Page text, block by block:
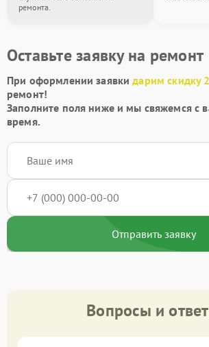
ремонта.
Оставьте заявку на ремонт
При оформлении заявкидарим скидку
ремонт!
Заполните поля ниже и мы свяжемся с
время.
Отправить заявку
Вопросы и